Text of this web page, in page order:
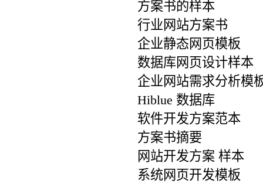
方案书的样本
行业网站方案书
企业静态网页模板
数据库网页设计样本
企业网站需求分析模
Hiblue 数据库
软件开发方案范本
方案书摘要
网站开发方案 样本
系统网页开发模板